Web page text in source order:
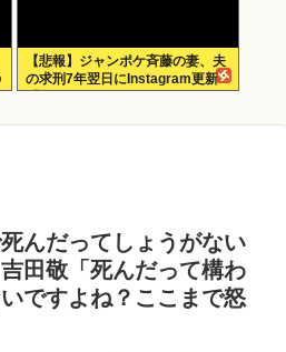
【悲報】ジャンポケ斉藤の妻、夫
の求刑7年翌日にInstagram更新
んだってしょうがない
田敬「死んだって構わ
ですよね？ここまで怒